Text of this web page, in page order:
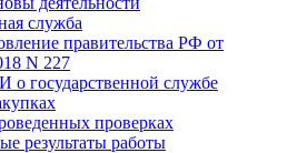
служба
правительства РФ от
N 227
о государственной службе
проверках
результаты работы